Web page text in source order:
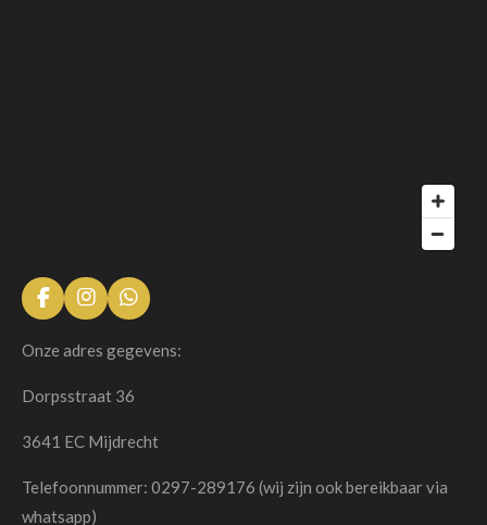
F
a
c
o
k
I
n
s
g
a
W
h
a
t
A
p
Onze adres gegevens:
Dorpsstraat 36
3641 EC Mijdrecht
Telefoonnummer: 0297-289176 (wij zijn ook bereikbaar via
whatsapp)